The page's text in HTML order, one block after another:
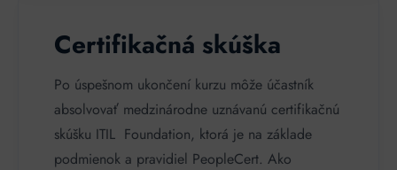
Certifikačná skúška
Po úspešnom ukončení kurzu môže účastník
absolvovať medzinárodne uznávanú certifikačnú
skúšku ITIL Foundation, ktorá je na základe
podmienok a pravidiel PeopleCert. Ako